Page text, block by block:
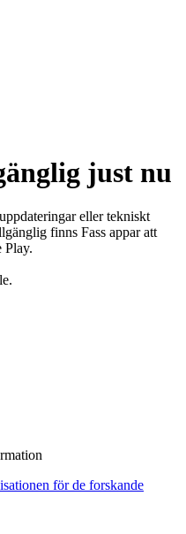
just nu
eller tekniskt
finns Fass appar att
Play.
för de forskande